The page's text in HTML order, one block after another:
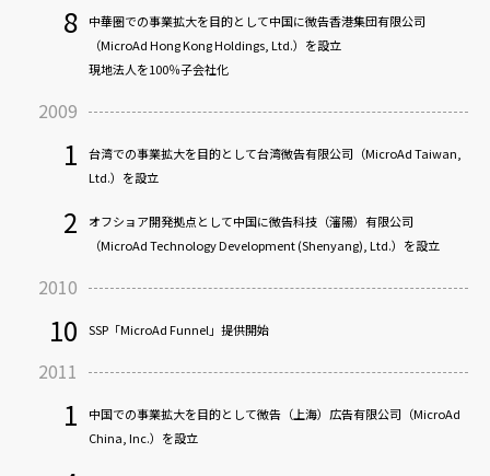
代表取締役社長：丸木 勇人
〒150-0031 東京都渋谷区桜丘町20-1 渋谷インフォスタワー13F
代表取締役社長：榎原 良樹
〒150-0031 東京都渋谷区桜丘町20-1 渋谷インフォスタワー13F
〒150-0031 東京都渋谷区桜丘町20-1 渋谷インフォスタワー13F
株式会社MaBullz
代表取締役社長：堀内 隼太
事業内容：デジタルマーケティング事業
中国上海市徐匯区徐虹中路 20 号 2 棟 2 階 2202 室
広告代理事業
8
中華圏での事業拡大を目的として中国に微告香港集団有限公司
（MicroAd Hong Kong Holdings, Ltd.）を設立
現地法人を100％子会社化
2009
1
台湾での事業拡大を目的として台湾微告有限公司（MicroAd Taiwan,
Ltd.）を設立
2
オフショア開発拠点として中国に微告科技（瀋陽）有限公司
（MicroAd Technology Development (Shenyang), Ltd.）を設立
2010
10 SSP「MicroAd Funnel」提供開始
2011
1
中国での事業拡大を目的として微告（上海）広告有限公司（MicroAd
China, Inc.）を設立